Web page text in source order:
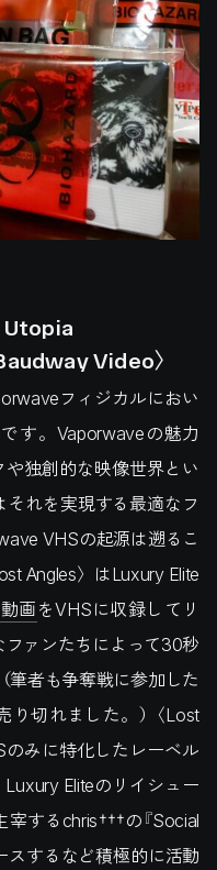
Video〉
フィジカルにおい
す。Vaporwaveの魅力
独創的な映像世界とい
れを実現する最適なフ
VHSの起源は遡るこ
Angles〉はLuxury Elite
画をVHSに収録してリ
ァンたちによって30秒
筆者も争奪戦に参加した
切れました。）〈Lost
みに特化したレーベル
Eliteのリイシュー
するchris†††の『Social
スするなど積極的に活動